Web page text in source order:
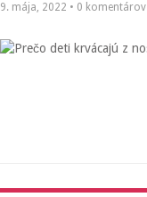
9. mája, 2022 • 0 komentárov